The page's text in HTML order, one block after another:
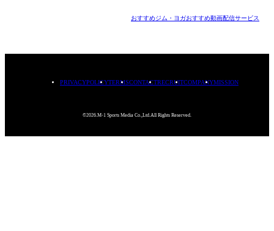
おすすめジム・ヨガおすすめ動画配信サービス
PRIVACYPOLICYTERMSCONTACTRECRUITCOMPANYMISSION
©2026.M-1 Sports Media Co.,Ltd.All Rights Reserved.